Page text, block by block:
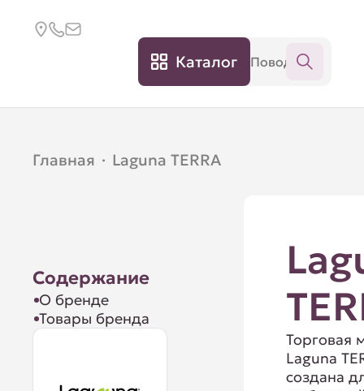
Каталог
Главная · Laguna TERRA
Содержание
О бренде
Товары бренда
Торговая
Laguna
создана